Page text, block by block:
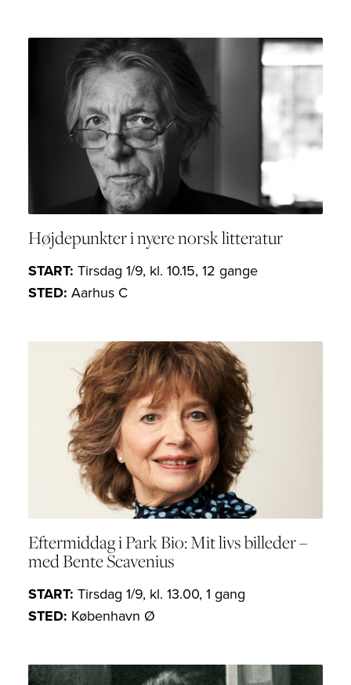
Højdepunkter i nyere norsk litteratur
START: Tirsdag 1/9, kl. 10.15, 12 gange
STED: Aarhus C
Eftermiddag i Park Bio: Mit livs billeder –
med Bente Scavenius
START: Tirsdag 1/9, kl. 13.00, 1 gang
STED: København Ø